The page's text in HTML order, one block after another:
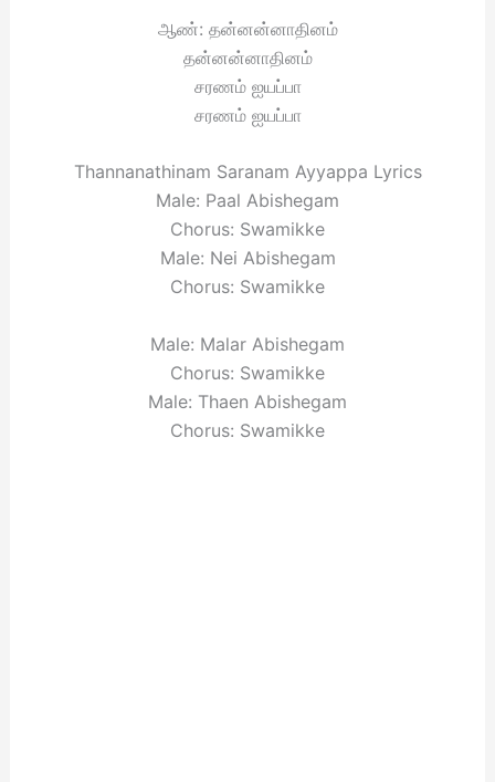
ஆண்: தன்னன்னாதினம்
தன்னன்னாதினம்
சரணம் ஐயப்பா
சரணம் ஐயப்பா
Thannanathinam Saranam Ayyappa Lyrics
Male: Paal Abishegam
Chorus: Swamikke
Male: Nei Abishegam
Chorus: Swamikke
Male: Malar Abishegam
Chorus: Swamikke
Male: Thaen Abishegam
Chorus: Swamikke